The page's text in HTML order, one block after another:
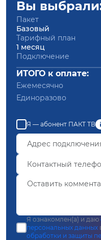
Вы
Пакет
Базовый
Тарифный план
1 месяц
Подключение
ИТОГО к оплате:
Ежемесячно
Единоразово
Я — абонент ПАКТ ТВ
Я ознакомлен(а) и даю
персональных данных
обработки и защиты